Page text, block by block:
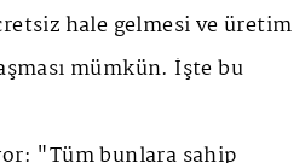
hale gelmesi ve üretim
mümkün. İşte bu
"Tüm bunlara sahip